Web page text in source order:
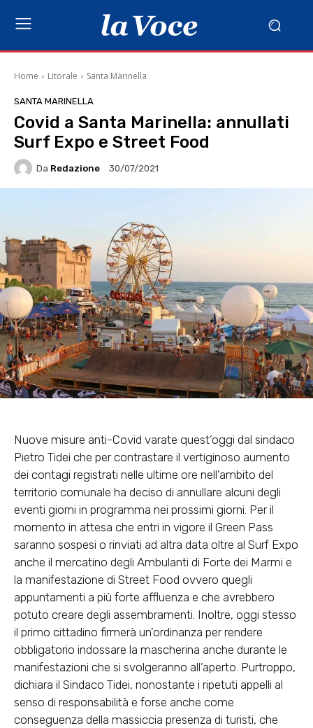
Home Litorale Santa Marinella
SANTA MARINELLA
Covid a Santa Marinella: annullati
Surf Expo e Street Food
Da Redazione 30/07/2021
Nuove misure anti-Covid varate quest’oggi dal sindaco
Pietro Tidei che per contrastare il vertiginoso aumento
dei contagi registrati nelle ultime ore nell’ambito del
territorio comunale ha deciso di annullare alcuni degli
eventi giorni in programma nei prossimi giorni. Per il
momento in attesa che entri in vigore il Green Pass
saranno sospesi o rinviati ad altra data oltre al Surf Expo
anche il mercatino degli Ambulanti di Forte dei Marmi e
la manifestazione di Street Food ovvero quegli
appuntamenti a più forte affluenza e che avrebbero
potuto creare degli assembramenti. Inoltre, oggi stesso
il primo cittadino firmerà un’ordinanza per rendere
obbligatorio indossare la mascherina anche durante le
manifestazioni che si svolgeranno all’aperto. Purtroppo,
dichiara il Sindaco Tidei, nonostante i ripetuti appelli al
senso di responsabilità e forse anche come
conseguenza della massiccia presenza di turisti, che